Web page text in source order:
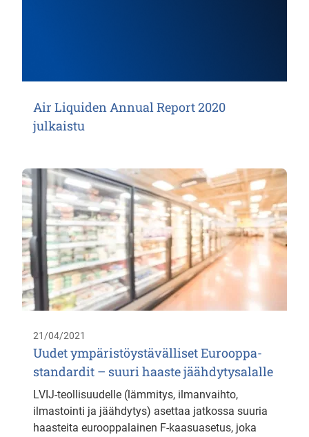
Air Liquiden Annual Report 2020
julkaistu
21/04/2021
Uudet ympäristöystävälliset Eurooppa-
standardit – suuri haaste jäähdytysalalle
LVIJ-teollisuudelle (lämmitys, ilmanvaihto,
ilmastointi ja jäähdytys) asettaa jatkossa suuria
haasteita eurooppalainen F-kaasuasetus, joka